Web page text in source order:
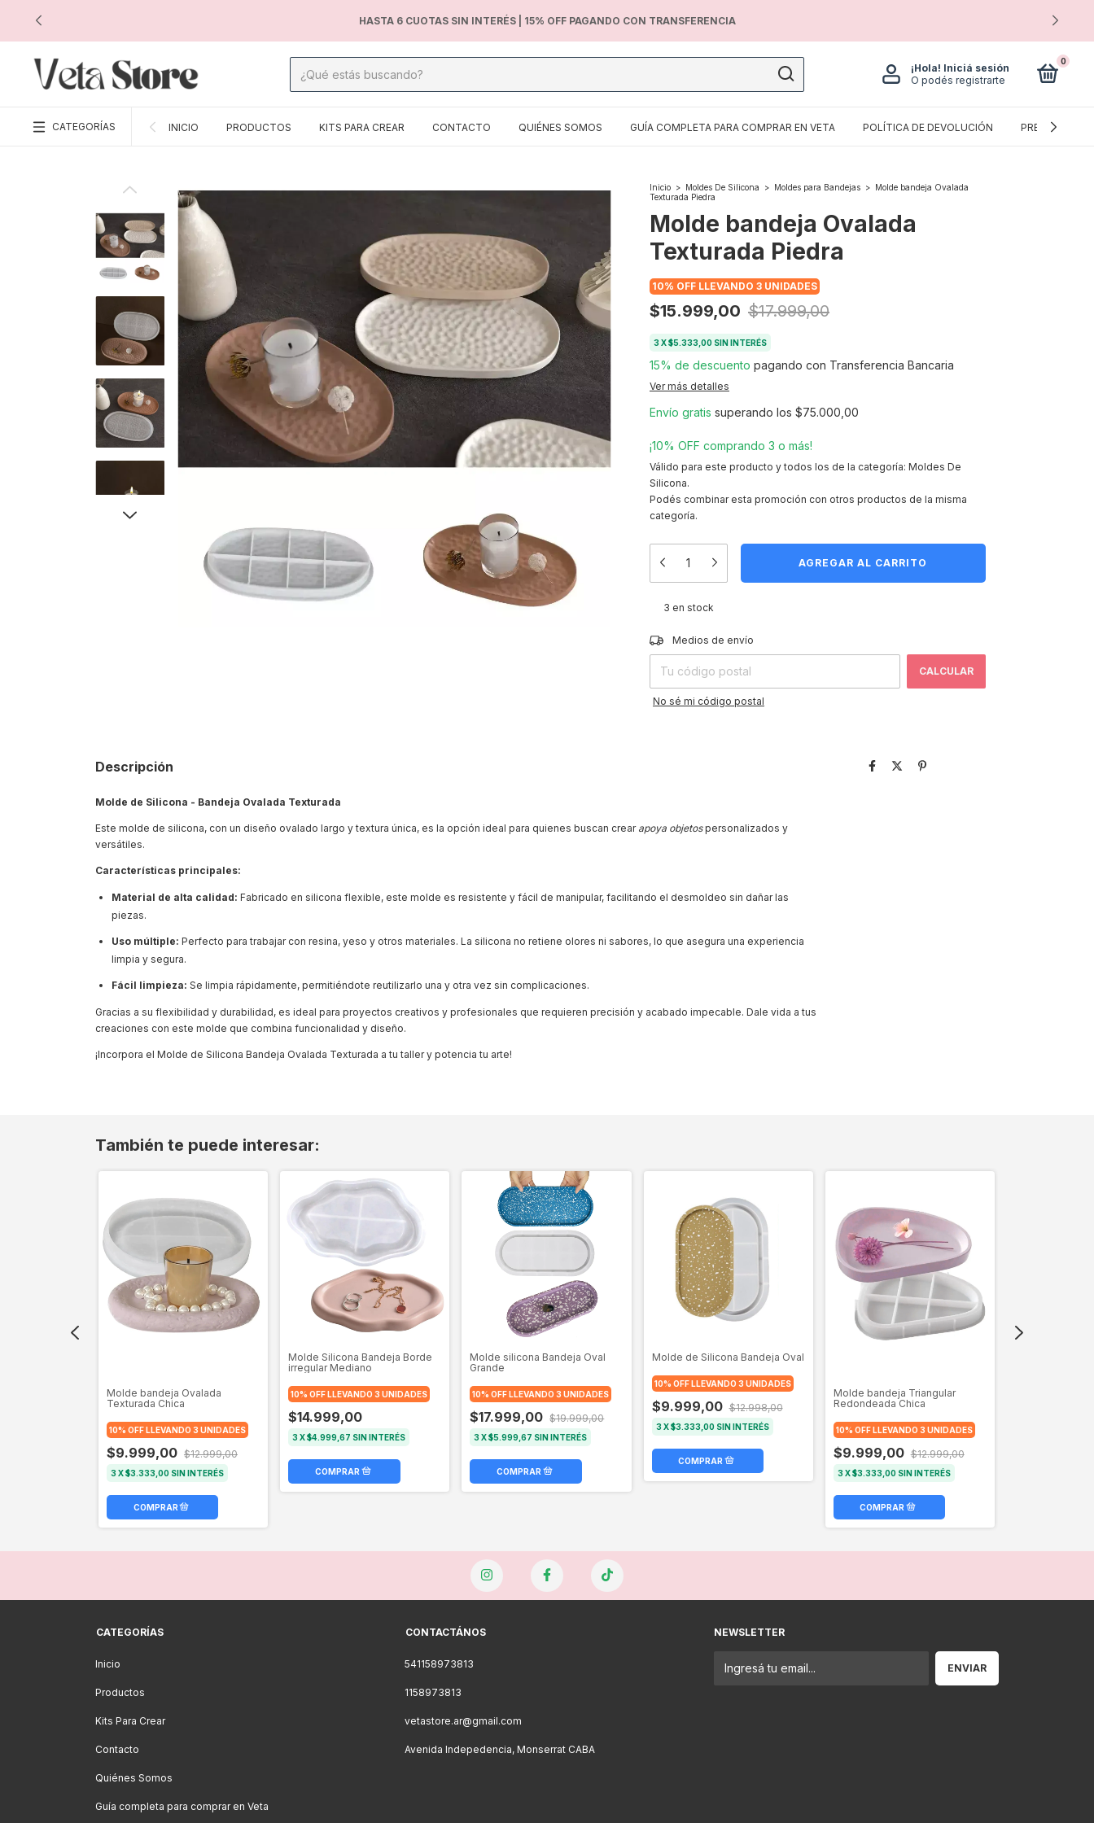
HASTA 6 CUOTAS SIN INTERÉS | 15% OFF PAGANDO CON TRANSFERENCIA
¡Hola! Iniciá sesión
O podés registrarte
0
CATEGORÍAS INICIO PRODUCTOS KITS PARA CREAR CONTACTO QUIÉNES SOMOS GUÍA COMPLETA PARA COMPRAR EN VETA POLÍTICA DE DEVOLUCIÓN PREGUNTAS
Inicio > Moldes De Silicona > Moldes para Bandejas > Molde bandeja Ovalada
Texturada Piedra
Molde bandeja Ovalada
Texturada Piedra
10% OFF LLEVANDO 3 UNIDADES
$15.999,00 $17.999,00
3X$5.333,00 SIN INTERÉS
15% de descuento pagando con Transferencia Bancaria
Ver más detalles
Envío gratis superando los $75.000,00
¡10% OFF comprando 3 o más!
Válido para este producto y todos los de la categoría: Moldes De
Silicona.
Podés combinar esta promoción con otros productos de la misma
categoría.
3 en stock
Entregas para el CP:
Medios de envío
CALCULAR
No sé mi código postal
Descripción
Molde de Silicona - Bandeja Ovalada Texturada
Este molde de silicona, con un diseño ovalado largo y textura única, es la opción ideal para quienes buscan crear apoya objetospersonalizados y
versátiles.
Características principales:
Material de alta calidad: Fabricado en silicona flexible, este molde es resistente y fácil de manipular, facilitando el desmoldeo sin dañar las
piezas.
Uso múltiple: Perfecto para trabajar con resina, yeso y otros materiales. La silicona no retiene olores ni sabores, lo que asegura una experiencia
limpia y segura.
Fácil limpieza: Se limpia rápidamente, permitiéndote reutilizarlo una y otra vez sin complicaciones.
Gracias a su flexibilidad y durabilidad, es ideal para proyectos creativos y profesionales que requieren precisión y acabado impecable. Dale vida a tus
creaciones con este molde que combina funcionalidad y diseño.
¡Incorpora el Molde de Silicona Bandeja Ovalada Texturada a tu taller y potencia tu arte!
También te puede interesar:
Molde bandeja Ovalada
Texturada Chica
10% OFF LLEVANDO 3 UNIDADES
$9.999,00 $12.999,00
3X$3.333,00 SIN INTERÉS
Molde Silicona Bandeja Borde
irregular Mediano
10% OFF LLEVANDO 3 UNIDADES
$14.999,00
3X$4.999,67 SIN INTERÉS
Molde silicona Bandeja Oval
Grande
10% OFF LLEVANDO 3 UNIDADES
$17.999,00 $19.999,00
3X$5.999,67 SIN INTERÉS
Molde de Silicona Bandeja Oval
10% OFF LLEVANDO 3 UNIDADES
$9.999,00 $12.998,00
3 X$3.333,00 SIN INTERÉS
Molde bandeja Triangular
Redondeada Chica
10% OFF LLEVANDO 3 UNIDADES
$9.999,00 $12.999,00
3X$3.333,00 SIN INTERÉS
CATEGORÍAS
Inicio
Productos
Kits Para Crear
Contacto
Quiénes Somos
Guía completa para comprar en Veta
CONTACTÁNOS
541158973813
1158973813
vetastore.ar@gmail.com
Avenida Indepedencia, Monserrat CABA
NEWSLETTER